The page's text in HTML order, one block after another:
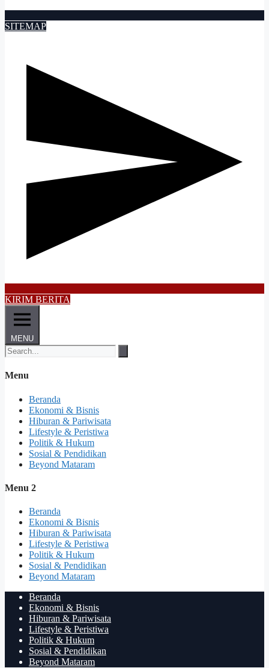
SITEMAP
KIRIM BERITA
MENU
Menu
Beranda
Ekonomi & Bisnis
Hiburan & Pariwisata
Lifestyle & Peristiwa
Politik & Hukum
Sosial & Pendidikan
Beyond Mataram
Menu 2
Beranda
Ekonomi & Bisnis
Hiburan & Pariwisata
Lifestyle & Peristiwa
Politik & Hukum
Sosial & Pendidikan
Beyond Mataram
Beranda
Ekonomi & Bisnis
Hiburan & Pariwisata
Lifestyle & Peristiwa
Politik & Hukum
Sosial & Pendidikan
Beyond Mataram